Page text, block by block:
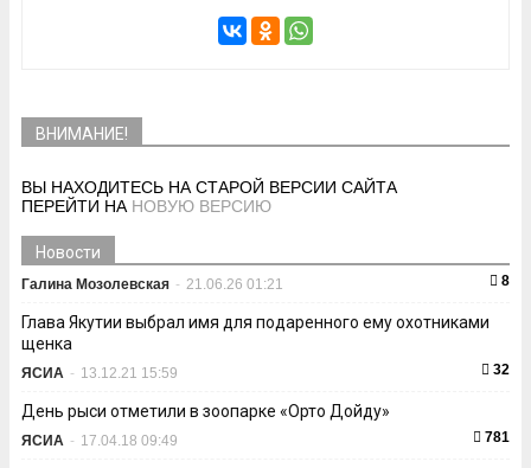
ВНИМАНИЕ!
ВЫ НАХОДИТЕСЬ НА СТАРОЙ ВЕРСИИ САЙТА
ПЕРЕЙТИ НА НОВУЮ ВЕРСИЮ
Новости
Галина Мозолевская - 21.06.26 01:21 8
Глава Якутии выбрал имя для подаренного ему охотниками
щенка
ЯСИА - 13.12.21 15:59 32
День рыси отметили в зоопарке «Орто Дойду»
ЯСИА - 17.04.18 09:49 781